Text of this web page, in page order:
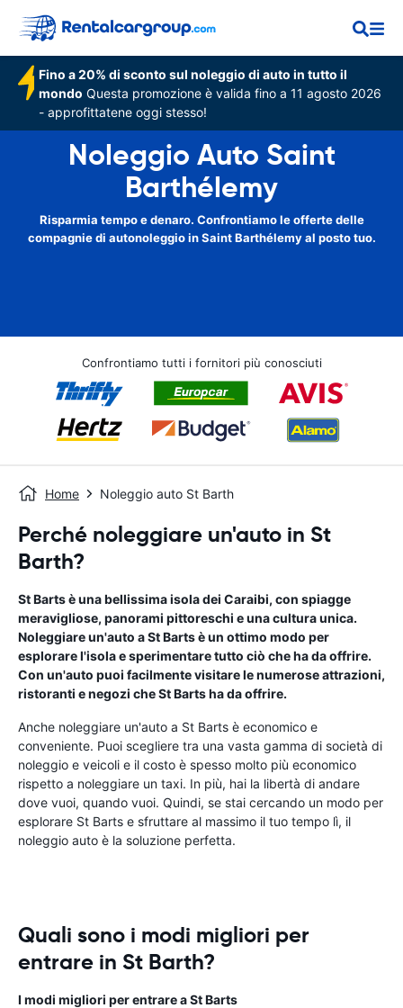
Fino a 20% di sconto sul noleggio di auto in tutto il
mondo Questa promozione è valida fino a 11 agosto 2026
- approfittatene oggi stesso!
Noleggio Auto Saint
Barthélemy
Risparmia tempo e denaro. Confrontiamo le offerte delle
compagnie di autonoleggio in Saint Barthélemy al posto tuo.
Confrontiamo tutti i fornitori più conosciuti
Home Noleggio auto St Barth
Perché noleggiare un'auto in St
Barth?
St Barts è una bellissima isola dei Caraibi, con spiagge
meravigliose, panorami pittoreschi e una cultura unica.
Noleggiare un'auto a St Barts è un ottimo modo per
esplorare l'isola e sperimentare tutto ciò che ha da offrire.
Con un'auto puoi facilmente visitare le numerose attrazioni,
ristoranti e negozi che St Barts ha da offrire.
Anche noleggiare un'auto a St Barts è economico e
conveniente. Puoi scegliere tra una vasta gamma di società di
noleggio e veicoli e il costo è spesso molto più economico
rispetto a noleggiare un taxi. In più, hai la libertà di andare
dove vuoi, quando vuoi. Quindi, se stai cercando un modo per
esplorare St Barts e sfruttare al massimo il tuo tempo lì, il
noleggio auto è la soluzione perfetta.
Quali sono i modi migliori per
entrare in St Barth?
I modi migliori per entrare a St Barts